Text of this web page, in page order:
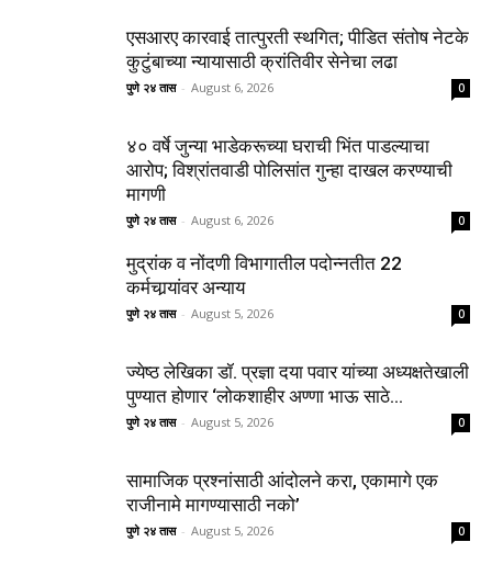
एसआरए कारवाई तात्पुरती स्थगित; पीडित संतोष नेटके
कुटुंबाच्या न्यायासाठी क्रांतिवीर सेनेचा लढा
पुणे २४ तास - August 6, 2026 0
४० वर्षे जुन्या भाडेकरूच्या घराची भिंत पाडल्याचा
आरोप; विश्रांतवाडी पोलिसांत गुन्हा दाखल करण्याची
मागणी
पुणे २४ तास - August 6, 2026 0
मुद्रांक व नोंदणी विभागातील पदोन्नतीत 22
कर्मचार्‍यांवर अन्याय
पुणे २४ तास - August 5, 2026 0
ज्येष्ठ लेखिका डॉ. प्रज्ञा दया पवार यांच्या अध्यक्षतेखाली
पुण्यात होणार ‘लोकशाहीर अण्णा भाऊ साठे...
पुणे २४ तास - August 5, 2026 0
सामाजिक प्रश्नांसाठी आंदोलने करा, एकामागे एक
राजीनामे मागण्यासाठी नको’
पुणे २४ तास - August 5, 2026 0